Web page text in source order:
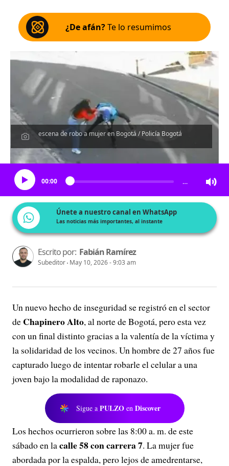
¿De afán?Te lo resumimos
escena de robo a mujer en Bogotá / Policía Bogotá
Escucha el artículo
00:00 …
Únete a nuestro canal en WhatsApp
Las noticias más importantes, al instante
Escrito por: Fabián Ramírez
Subeditor May 10, 2026 - 9:03 am
Un nuevo hecho de inseguridad se registró en el sector
de Chapinero Alto,al norte de Bogotá,pero esta vez
con un final distinto gracias a la valentía de la víctima y
la solidaridad de los vecinos. Un hombre de 27 años fue
capturado luego de intentar robarle el celular a una
joven bajo la modalidad de raponazo.
Sigue a PULZO en Discover
Los hechos ocurrieron sobre las 8:00 a. m. de este
sábado en lacalle 58 con carrera 7. La mujer fue
abordada por la espalda,pero lejos de amedrentarse,